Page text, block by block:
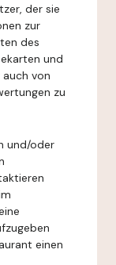
der sie
zur
des
und
auch von
zu
und/oder
einen